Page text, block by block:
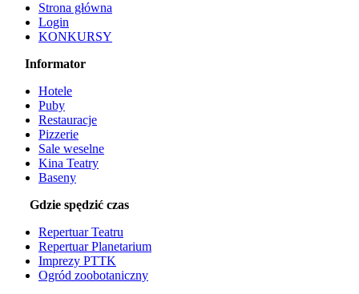
Strona główna
Login
KONKURSY
Informator
Hotele
Puby
Restauracje
Pizzerie
Sale weselne
Kina Teatry
Baseny
Gdzie spędzić czas
Repertuar Teatru
Repertuar Planetarium
Imprezy PTTK
Ogród zoobotaniczny